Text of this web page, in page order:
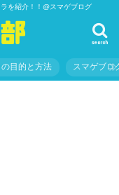
を紹介！！@スマゲブログ
search
の目的と方法 スマゲブロ